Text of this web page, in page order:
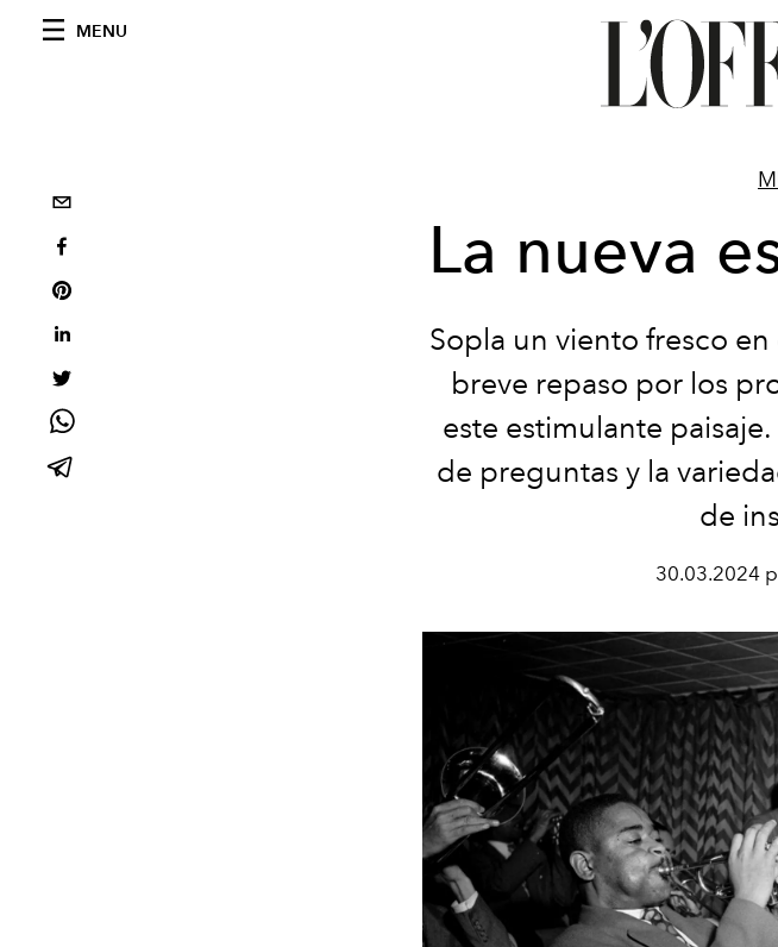
MENU
La nueva
Sopla un viento fresco
breve repaso por los
este estimulante
de preguntas y la
de
30.03.2024